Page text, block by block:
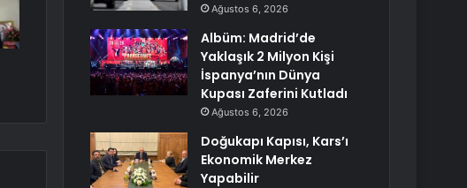
Ağustos 6, 2026
Albüm: Madrid’de
Yaklaşık 2 Milyon Kişi
İspanya’nın Dünya
Kupası Zaferini Kutladı
Ağustos 6, 2026
Doğukapı Kapısı, Kars’ı
Ekonomik Merkez
Yapabilir